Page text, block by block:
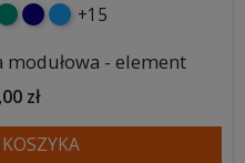
granatowy
niebieski
+15
- element
zł